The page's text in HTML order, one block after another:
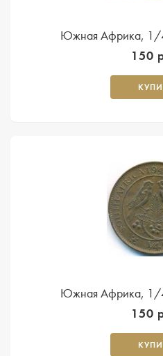
Южная Африка, 1/
150
Южная Африка, 1/
150